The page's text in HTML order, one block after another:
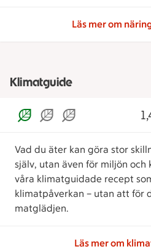
Läs mer om
Klimatguide
Vad du äter kan göra stor
själv, utan även för miljön och
våra klimatguidade recept
klimatpåverkan – utan att för
matglädjen.
Läs mer om